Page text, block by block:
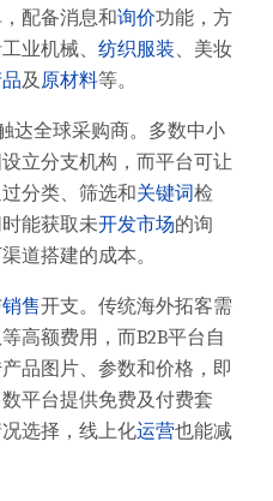
配备消息和询价功能，方
业机械、 纺织服装、美妆
及 原材料等。
达全球采购商。多数中小
立分支机构，而平台可让
分类、筛选和关键词检
能获取未开发市场的询
道搭建的成本。
销售开支。传统海外拓客需
高额费用，而B2B平台自
品图片、参数和价格，即
平台提供免费及付费套
选择，线上化运营也能减